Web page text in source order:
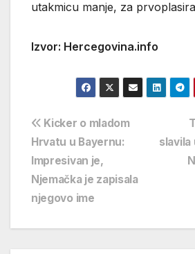
utakmicu manje, za
Izvor: Hercegovina.info
Navigacija
objava
slavila
Kicker o mladom
Hrvatu u Bayernu:
Impresivan je,
Njemačka je zapisala
njegovo ime